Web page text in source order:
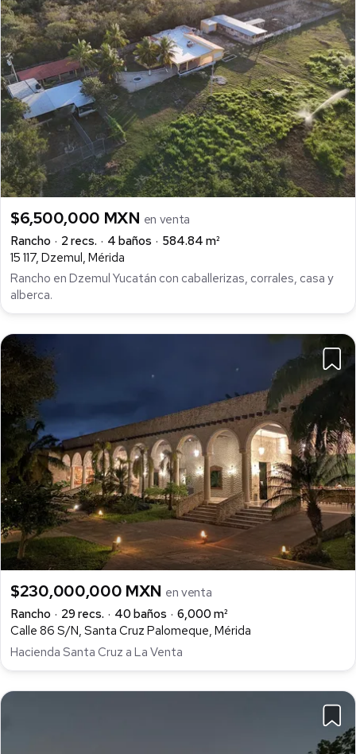
$6,500,000 MXN en venta
Rancho
2 recs. 4 baños
584.84 m²
15 117, Dzemul, Mérida
Rancho en Dzemul Yucatán con caballerizas, corrales, casa y
alberca.
$230,000,000 MXN en venta
Rancho
29 recs. 40 baños
6,000 m²
Calle 86 S/N, Santa Cruz Palomeque, Mérida
Hacienda Santa Cruz a La Venta